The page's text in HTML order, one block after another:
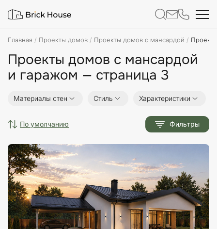
Главная Проекты домов Проекты домов с мансардой
Проекты домов с мансардой
и гаражом — страница 3
Материалы стен Стиль Характеристики
по умолчанию Фильтры